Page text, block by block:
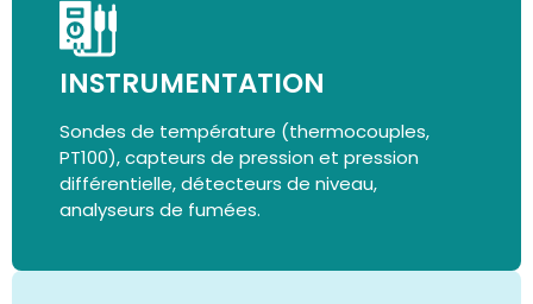
INSTRUMENTATION
Sondes de température (thermocouples,
PT100), capteurs de pression et pression
différentielle, détecteurs de niveau,
analyseurs de fumées.